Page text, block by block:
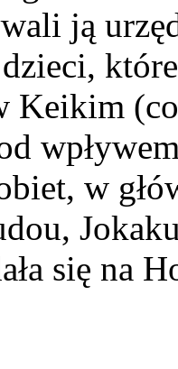
ją
Keikim
w
się na